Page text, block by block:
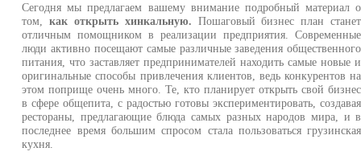
Сегодня мы предлагаем вашему внимание подробный материал о
том,как открыть хинкальную. Пошаговый бизнес план станет
отличным помощником в реализации предприятия. Современные
люди активно посещают самые различные заведения общественного
питания, что заставляет предпринимателей находить самые новые и
оригинальные способы привлечения клиентов, ведь конкурентов на
этом поприще очень много. Те, кто планирует открыть свой бизнес
в сфере общепита, с радостью готовы экспериментировать, создавая
рестораны, предлагающие блюда самых разных народов мира, и в
последнее время большим спросом стала пользоваться грузинская
кухня.